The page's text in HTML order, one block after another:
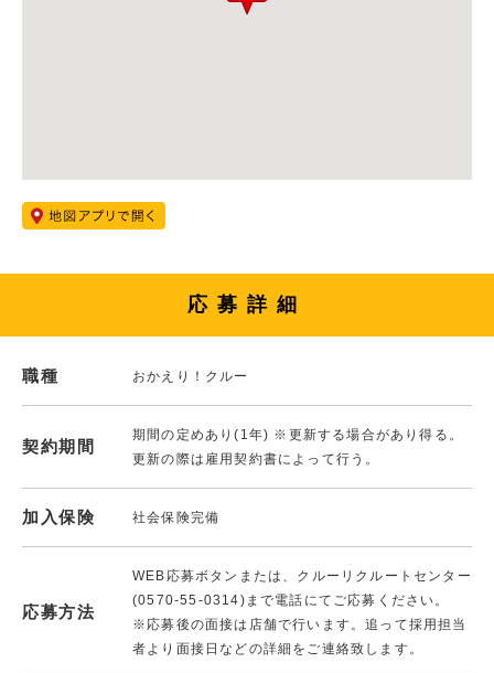
応募詳細
職種 おかえり！クルー
契約期間
期間の定めあり(1年) ※更新する場合があり得る。
更新の際は雇用契約書によって行う。
加入保険 社会保険完備
応募方法
WEB応募ボタンまたは、クルーリクルートセンター
(0570-55-0314)まで電話にてご応募ください。
※応募後の面接は店舗で行います。追って採用担当
者より面接日などの詳細をご連絡致します。